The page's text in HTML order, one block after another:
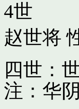
4世
赵世将
四世：
注：华